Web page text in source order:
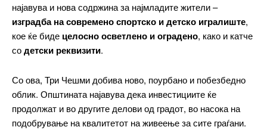
Included for free:
Etiam est nibh, lobortis sit
Praesent euismod ac
Nullam eu erat condimentum
Donec quis est ac felis
Orci varius natoque dolor
најавува и нова содржина за најмладите жители –
изградба на современо спортско и детско игралиште,
кое ќе биде целосно осветлено и оградено, како и катче
содетски реквизити.
Со ова, Три Чешми добива ново, поурбано и побезбедно
облик. Општината најавува дека инвестициите ќе
продолжат и во другите делови од градот, во насока на
подобрување на квалитетот на живеење за сите граѓани.